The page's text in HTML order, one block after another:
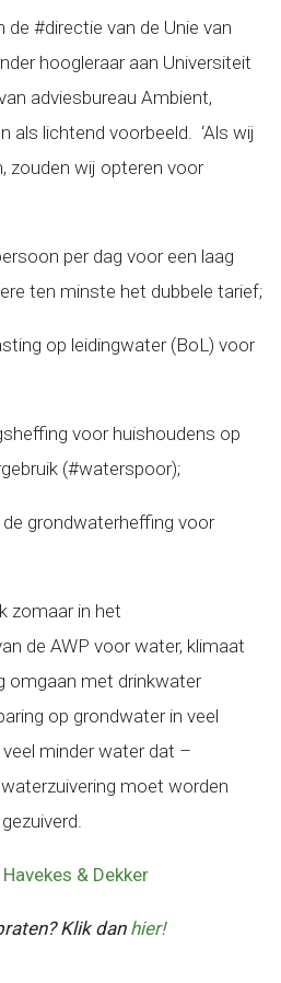
de #directie van de Unie van
hoogleraar aan Universiteit
adviesbureau Ambient,
als lichtend voorbeeld. ‘Als wij
zouden wij opteren voor
per dag voor een laag
ten minste het dubbele tarief;
op leidingwater (BoL) voor
voor huishoudens op
(#waterspoor);
grondwaterheffing voor
zomaar in het
de AWP voor water, klimaat
omgaan met drinkwater
op grondwater in veel
minder water dat –
moet worden
& Dekker
Klik dan hier!